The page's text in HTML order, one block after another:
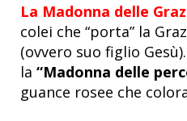
La Madonna delle
colei che “porta” la
(ovvero suo figlio
la “Madonna delle
guance rosee che